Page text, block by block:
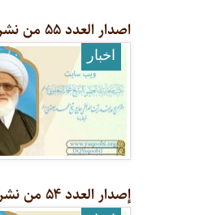
اصدار العدد ۵۵ من نشره “نور” باللغه الفارسیه
اخبار
إصدار العدد ۵۴ من نشره “نور” باللغه الفارسیه